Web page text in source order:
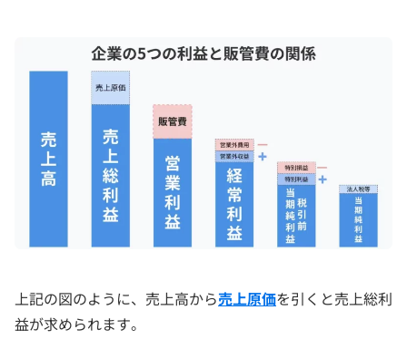
上記の図のように、売上高から売上原価を引くと売上総利
益が求められます。